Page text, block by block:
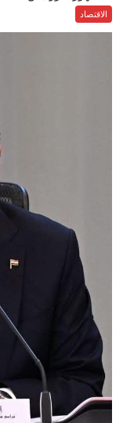
الاقتصاد